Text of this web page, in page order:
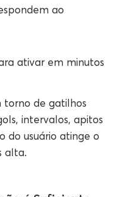
ao
ativar em minutos
torno de gatilhos
intervalos, apitos
do usuário atinge o
alta.